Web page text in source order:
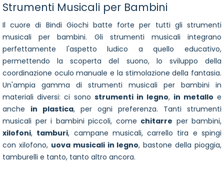
Strumenti Musicali per Bambini
Il cuore di Bindi Giochi batte forte per tutti gli strumenti
musicali per bambini. Gli strumenti musicali integrano
perfettamente l'aspetto ludico a quello educativo,
permettendo la scoperta del suono, lo sviluppo della
coordinazione oculo manuale e la stimolazione della fantasia.
Un'ampia gamma di strumenti musicali per bambini in
materiali diversi: ci sono strumenti in legno, in metallo e
anche in plastica, per ogni preferenza. Tanti strumenti
musicali per i bambini piccoli, come chitarre per bambini,
xilofoni, tamburi, campane musicali, carrello tira e spingi
con xilofono, uova musicali in legno, bastone della pioggia,
tamburelli e tanto, tanto altro ancora.